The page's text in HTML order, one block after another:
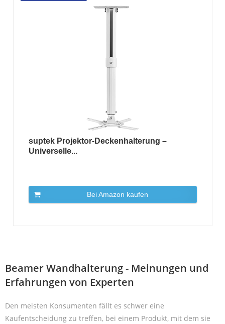
suptek Projektor-Deckenhalterung –
Universelle...
Bei Amazon kaufen
Beamer Wandhalterung - Meinungen und
Erfahrungen von Experten
Den meisten Konsumenten fällt es schwer eine
Kaufentscheidung zu treffen, bei einem Produkt, mit dem sie